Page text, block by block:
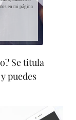
en mi página
Se titula
puedes